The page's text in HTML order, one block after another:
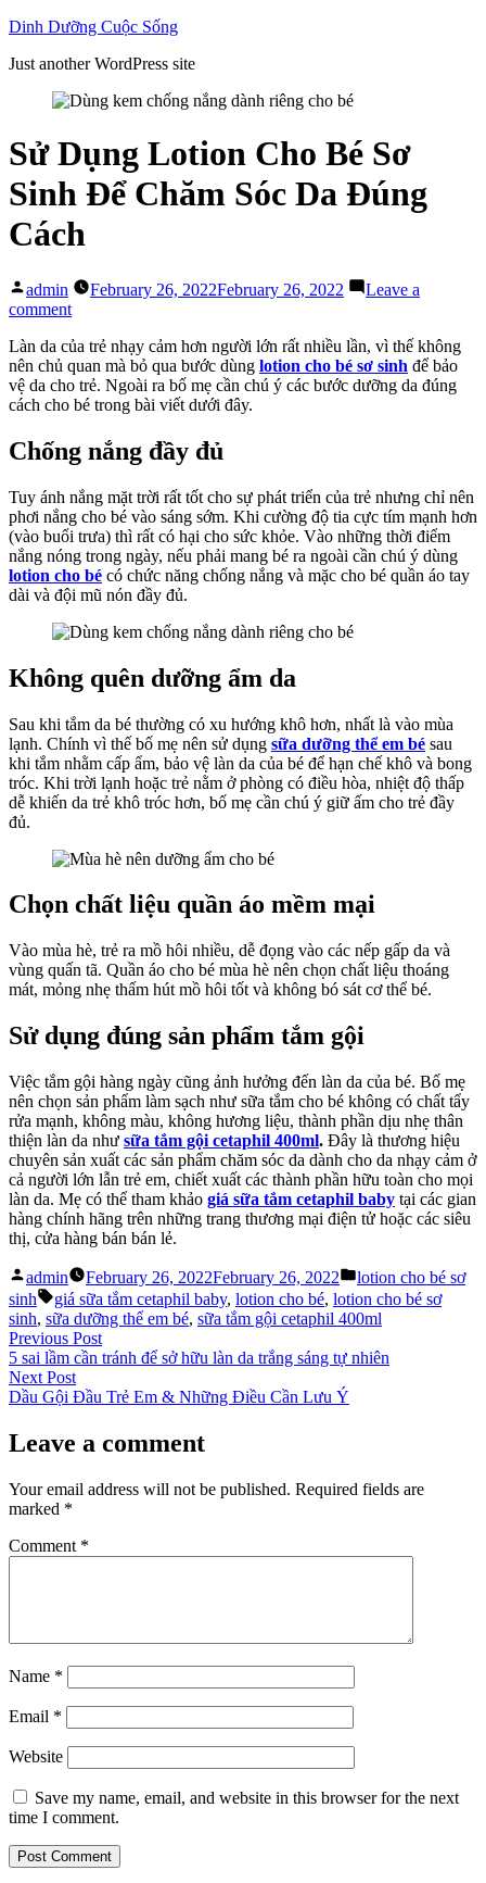
Skip
content
Dinh Dưỡng Cuộc Sống
Just another WordPress site
Sử Dụng Lotion Cho Bé Sơ
Sinh Để Chăm Sóc Da Đúng
Cách
Posted
by
admin February 26, 2022February 26, 2022
Leave a
commenton
Dụng
Lotion
Cho
Bé
Sinh
Để
Sóc
Da
Đúng
Cách
Làn da của trẻ nhạy cảm hơn người lớn rất nhiều lần, vì thế không
nên chủ quan mà bỏ qua bước dùng lotion cho bé sơ sinh để bảo
vệ da cho trẻ. Ngoài ra bố mẹ cần chú ý các bước dưỡng da đúng
cách cho bé trong bài viết dưới đây.
Chống nắng đầy đủ
Tuy ánh nắng mặt trời rất tốt cho sự phát triển của trẻ nhưng chỉ nên
phơi nắng cho bé vào sáng sớm. Khi cường độ tia cực tím mạnh hơn
(vào buổi trưa) thì rất có hại cho sức khỏe. Vào những thời điểm
nắng nóng trong ngày, nếu phải mang bé ra ngoài cần chú ý dùng
lotion cho bé có chức năng chống nắng và mặc cho bé quần áo tay
dài và đội mũ nón đầy đủ.
Không quên dưỡng ẩm da
Sau khi tắm da bé thường có xu hướng khô hơn, nhất là vào mùa
lạnh. Chính vì thế bố mẹ nên sử dụng sữa dưỡng thể em bé sau
khi tắm nhằm cấp ẩm, bảo vệ làn da của bé để hạn chế khô và bong
tróc. Khi trời lạnh hoặc trẻ nằm ở phòng có điều hòa, nhiệt độ thấp
dễ khiến da trẻ khô tróc hơn, bố mẹ cần chú ý giữ ấm cho trẻ đầy
đủ.
Chọn chất liệu quần áo mềm mại
Vào mùa hè, trẻ ra mồ hôi nhiều, dễ đọng vào các nếp gấp da và
vùng quấn tã. Quần áo cho bé mùa hè nên chọn chất liệu thoáng
mát, mỏng nhẹ thấm hút mồ hôi tốt và không bó sát cơ thể bé.
Sử dụng đúng sản phẩm tắm gội
Việc tắm gội hàng ngày cũng ảnh hưởng đến làn da của bé. Bố mẹ
nên chọn sản phẩm làm sạch như sữa tắm cho bé không có chất tẩy
rửa mạnh, không màu, không hương liệu, thành phần dịu nhẹ thân
thiện làn da như sữa tắm gội cetaphil 400ml. Đây là thương hiệu
chuyên sản xuất các sản phẩm chăm sóc da dành cho da nhạy cảm ở
cả người lớn lẫn trẻ em, chiết xuất các thành phần hữu toàn cho mọi
làn da. Mẹ có thể tham khảo giá sữa tắm cetaphil baby tại các gian
hàng chính hãng trên những trang thương mại điện tử hoặc các siêu
thị, cửa hàng bán bán lẻ.
Posted
by
admin February 26, 2022February 26, 2022
Posted
in
lotion cho bé sơ
sinh
Tags:
giá sữa tắm cetaphil baby, lotion cho bé, lotion cho bé sơ
sinh, sữa dưỡng thể em bé, sữa tắm gội cetaphil 400ml
Post
navigation
Previous PostPrevious
post:
5 sai lầm cần tránh để sở hữu làn da trắng sáng tự nhiên
Next PostNext
post:
Dầu Gội Đầu Trẻ Em & Những Điều Cần Lưu Ý
Leave a comment
Your email address will not be published. Required fields are
marked *
Comment *
Name *
Email *
Website
Save my name, email, and website in this browser for the next
time I comment.